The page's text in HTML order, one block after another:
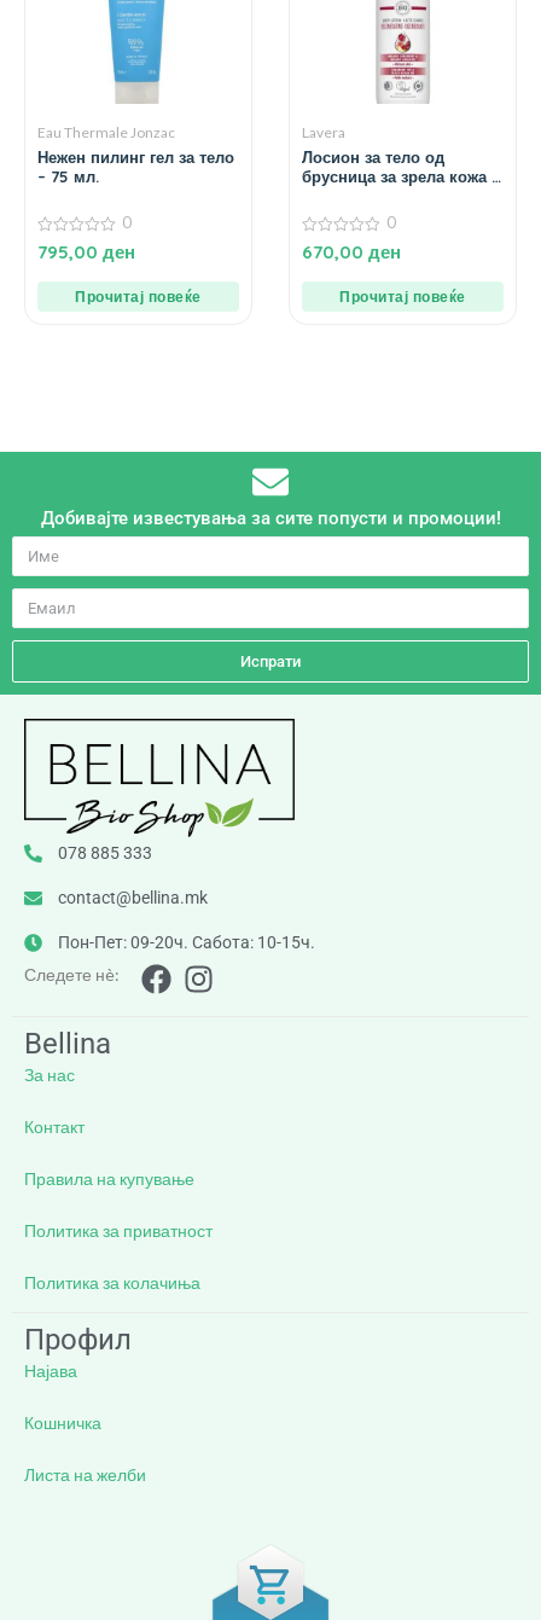
Eau Thermale Jonzac
Нежен пилинг гел за тело
– 75 мл.
0
од
0
795,00 ден
Прочитај повеќе
Lavera
Лосион за тело од
брусница за зрела кожа –
0
од
0
670,00 ден
Прочитај повеќе
Добивајте известувања за сите попусти и промоции!
Испрати
078 885 333
contact@bellina.mk
Пон-Пет: 09-20ч. Сабота: 10-15ч.
Следете нè:
Bellina
За нас
Контакт
Правила на купување
Политика за приватност
Политика за колачиња
Профил
Најава
Кошничка
Листа на желби